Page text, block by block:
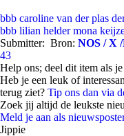
bbb caroline van der plas
bbb lilian helder mona
Submitter: Bron: NOS / X
43
Help ons; deel dit item als
Heb je een leuk of
terug ziet? Tip ons dan via
Zoek jij altijd de leukste
Meld je aan als
Jippie